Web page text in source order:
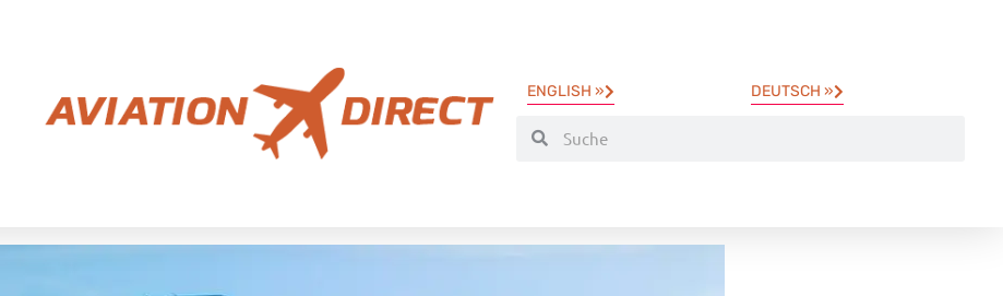
ENGLISH » DEUTSCH »